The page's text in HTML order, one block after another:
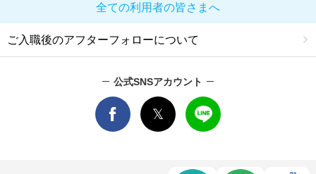
全ての利用者の皆さまへ
ご入職後のアフターフォローについて
公式SNSアカウント